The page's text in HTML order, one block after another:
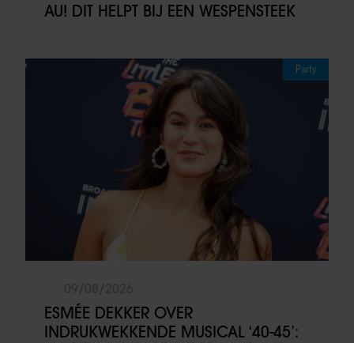
AU! DIT HELPT BIJ EEN WESPENSTEEK
Party
ESMÉE DEKKER OVER
INDRUKWEKKENDE MUSICAL ‘40-45’: